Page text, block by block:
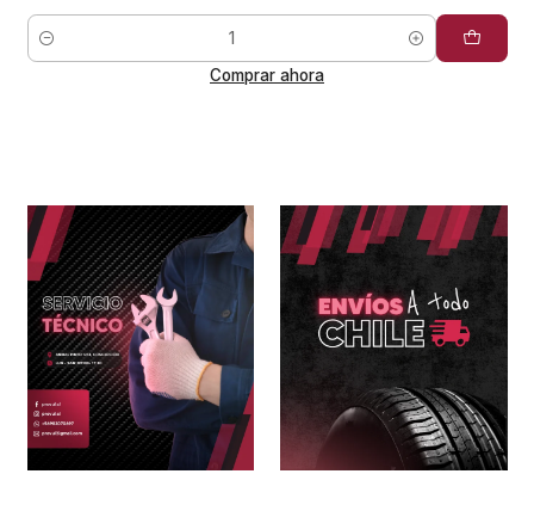
Cantidad
Comprar ahora